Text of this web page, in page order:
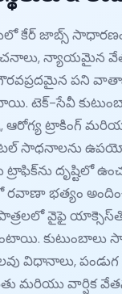
కేర్ జాబ్స్
న్యాయమైన
పని
టెక్-సేవీ
ఆరోగ్య ట్రాకింగ్
సాధనాలను
ట్రాఫిక్‌ను దృష్టిలో
రవాణా భత్యం
వైఫై
కుటుంబాలు
విధానాలు,
మరియు వార్షిక